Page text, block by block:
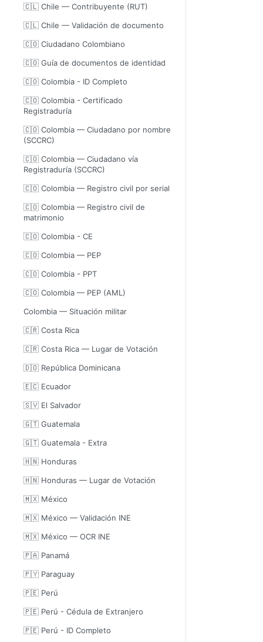
🇨🇱 Chile — Contribuyente (RUT)
🇨🇱 Chile — Validación de documento
🇨🇴 Ciudadano Colombiano
🇨🇴 Guía de documentos de identidad
🇨🇴 Colombia - ID Completo
🇨🇴 Colombia - Certificado
Registraduría
🇨🇴 Colombia — Ciudadano por nombre
(SCCRC)
🇨🇴 Colombia — Ciudadano vía
Registraduría (SCCRC)
🇨🇴 Colombia — Registro civil por serial
🇨🇴 Colombia — Registro civil de
matrimonio
🇨🇴 Colombia - CE
🇨🇴 Colombia — PEP
🇨🇴 Colombia - PPT
🇨🇴 Colombia — PEP (AML)
Colombia — Situación militar
🇨🇷 Costa Rica
🇨🇷 Costa Rica — Lugar de Votación
🇩🇴 República Dominicana
🇪🇨 Ecuador
🇸🇻 El Salvador
🇬🇹 Guatemala
🇬🇹 Guatemala - Extra
🇭🇳 Honduras
🇭🇳 Honduras — Lugar de Votación
🇲🇽 México
🇲🇽 México — Validación INE
🇲🇽 México — OCR INE
🇵🇦 Panamá
🇵🇾 Paraguay
🇵🇪 Perú
🇵🇪 Perú - Cédula de Extranjero
🇵🇪 Perú - ID Completo